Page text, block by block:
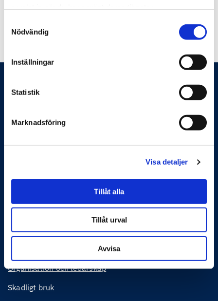
Nödvändig
Inställningar
Statistik
Marknadsföring
Visa detaljer
Tillåt alla
Tillåt urval
Avvisa
through systematic preventive work on the work
crisis management. We meet our customers both online
and in person all over Sweden.
Feelgoods tjänster
Organisation och ledarskap
Skadligt bruk